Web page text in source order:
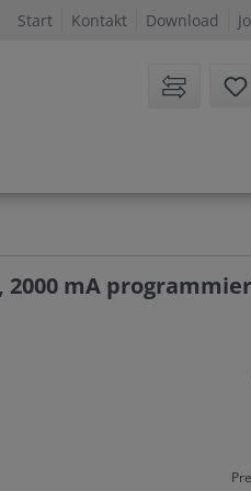
Start Kontakt Download
2000 mA